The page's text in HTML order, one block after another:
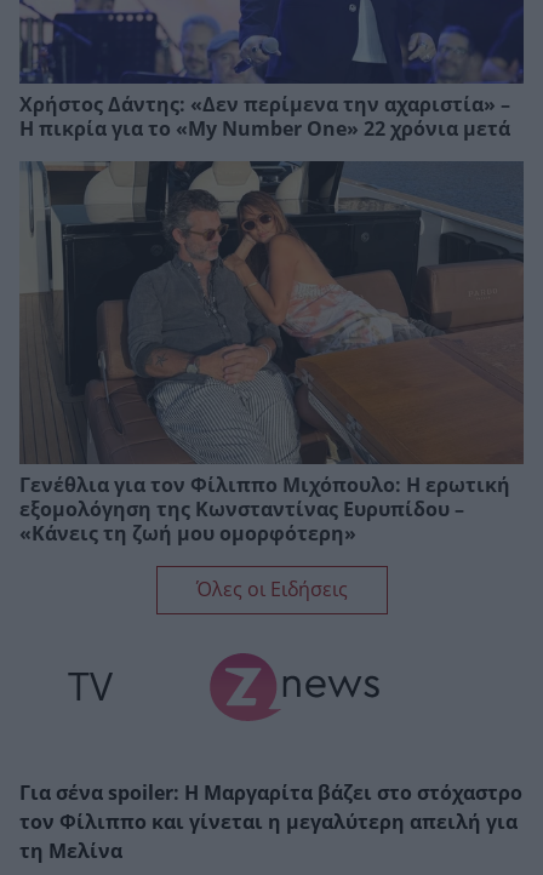
Χρήστος Δάντης: «Δεν περίμενα την αχαριστία» –
Η πικρία για το «My Number One» 22 χρόνια μετά
Γενέθλια για τον Φίλιππο Μιχόπουλο: Η ερωτική
εξομολόγηση της Κωνσταντίνας Ευρυπίδου –
«Κάνεις τη ζωή μου ομορφότερη»
Όλες οι Ειδήσεις
TV
Για σένα spoiler: Η Μαργαρίτα βάζει στο στόχαστρο
τον Φίλιππο και γίνεται η μεγαλύτερη απειλή για
τη Μελίνα